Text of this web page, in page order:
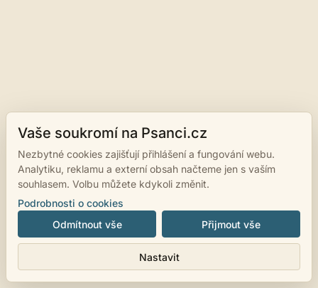
Vaše soukromí na Psanci.cz
Nezbytné cookies zajišťují přihlášení a fungování webu.
Analytiku, reklamu a externí obsah načteme jen s vaším
souhlasem. Volbu můžete kdykoli změnit.
Podrobnosti o cookies
Odmítnout vše
Nastavit
Přijmout vše